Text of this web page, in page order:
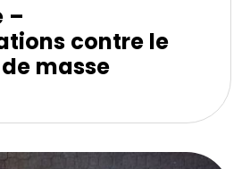
–
contre le
masse